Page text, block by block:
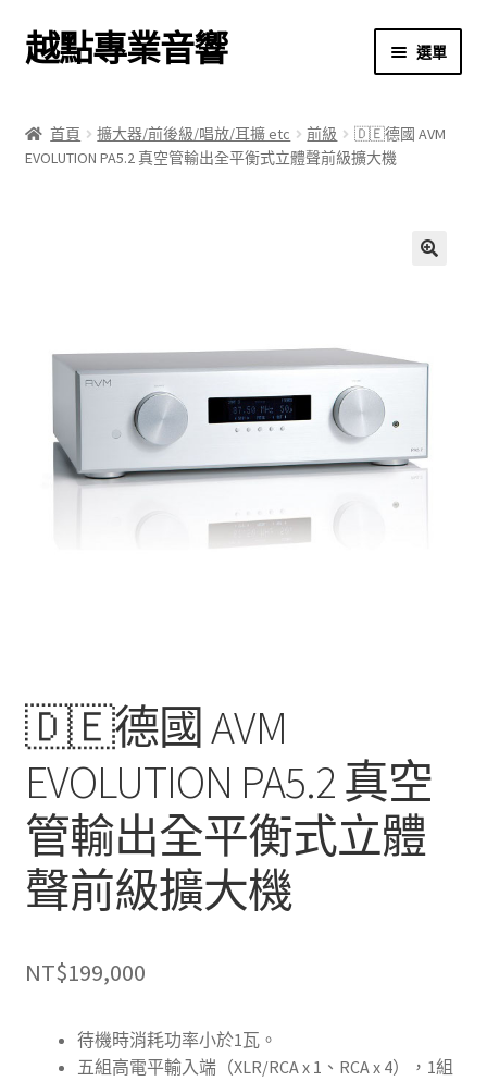
跳
至
覽
列
跳
至
要
內
越點專業音響 選單
商店
首頁 擴大器/前後級/唱放/耳擴 etc 前級
🇩🇪德國 AVM
EVOLUTION PA5.2 真空管輸出全平衡式立體聲前級擴大機
🇩🇪德國 AVM
EVOLUTION PA5.2 真空
管輸出全平衡式立體
聲前級擴大機
NT$199,000
待機時消耗功率小於1瓦。
五組高電平輸入端（XLR/RCA x 1、RCA x 4），1組